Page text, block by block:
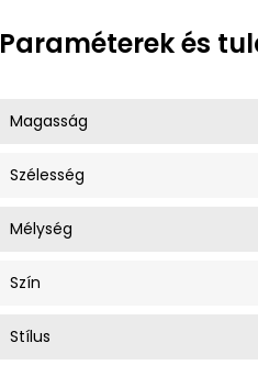
Paraméterek és
Magasság
Szélesség
Mélység
Szín
Stílus